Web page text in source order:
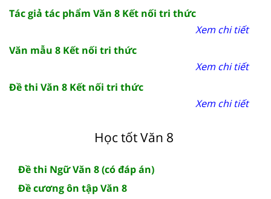
Tác giả tác phẩm Văn 8 Kết nối tri thức
Xem chi tiết
Văn mẫu 8 Kết nối tri thức
Xem chi tiết
Đề thi Văn 8 Kết nối tri thức
Xem chi tiết
Học tốt Văn 8
Đề thi Ngữ Văn 8 (có đáp án)
Đề cương ôn tập Văn 8